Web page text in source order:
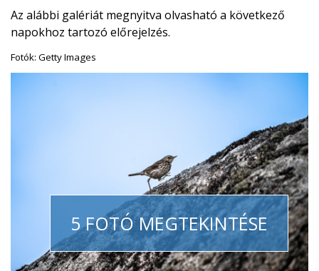
Az alábbi galériát megnyitva olvasható a következő
napokhoz tartozó előrejelzés.
Fotók: Getty Images
5 FOTÓ MEGTEKINTÉSE